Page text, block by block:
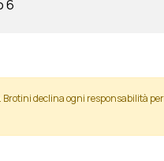
6
Brotini declina ogni responsabilità